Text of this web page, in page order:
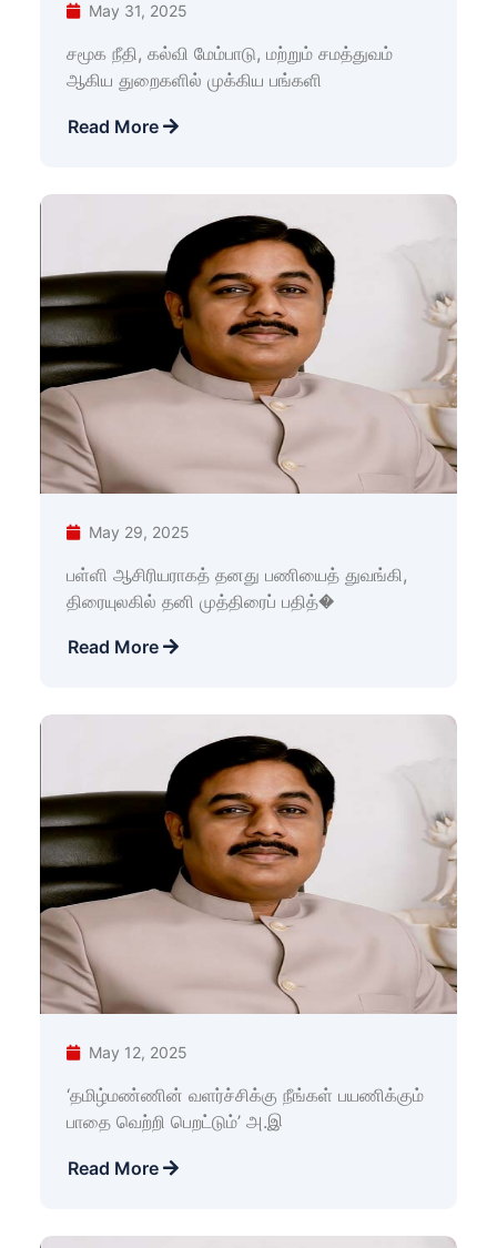
May 31, 2025
சமூக நீதி, கல்வி மேம்பாடு, மற்றும் சமத்துவம்
ஆகிய துறைகளில் முக்கிய பங்களி
Read More
May 29, 2025
பள்ளி ஆசிரியராகத் தனது பணியைத் துவங்கி,
திரையுலகில் தனி முத்திரைப் பதித்�
Read More
May 12, 2025
‘தமிழ்மண்ணின் வளர்ச்சிக்கு நீங்கள் பயணிக்கும்
பாதை வெற்றி பெறட்டும்’ அ.இ
Read More